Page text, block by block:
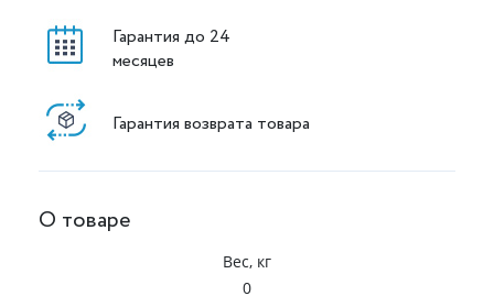
Гарантия до 24
месяцев
Гарантия возврата товара
О товаре
Вес, кг
0